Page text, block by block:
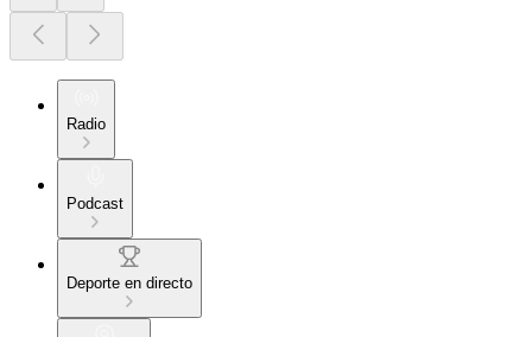
Radio
Podcast
Deporte en directo